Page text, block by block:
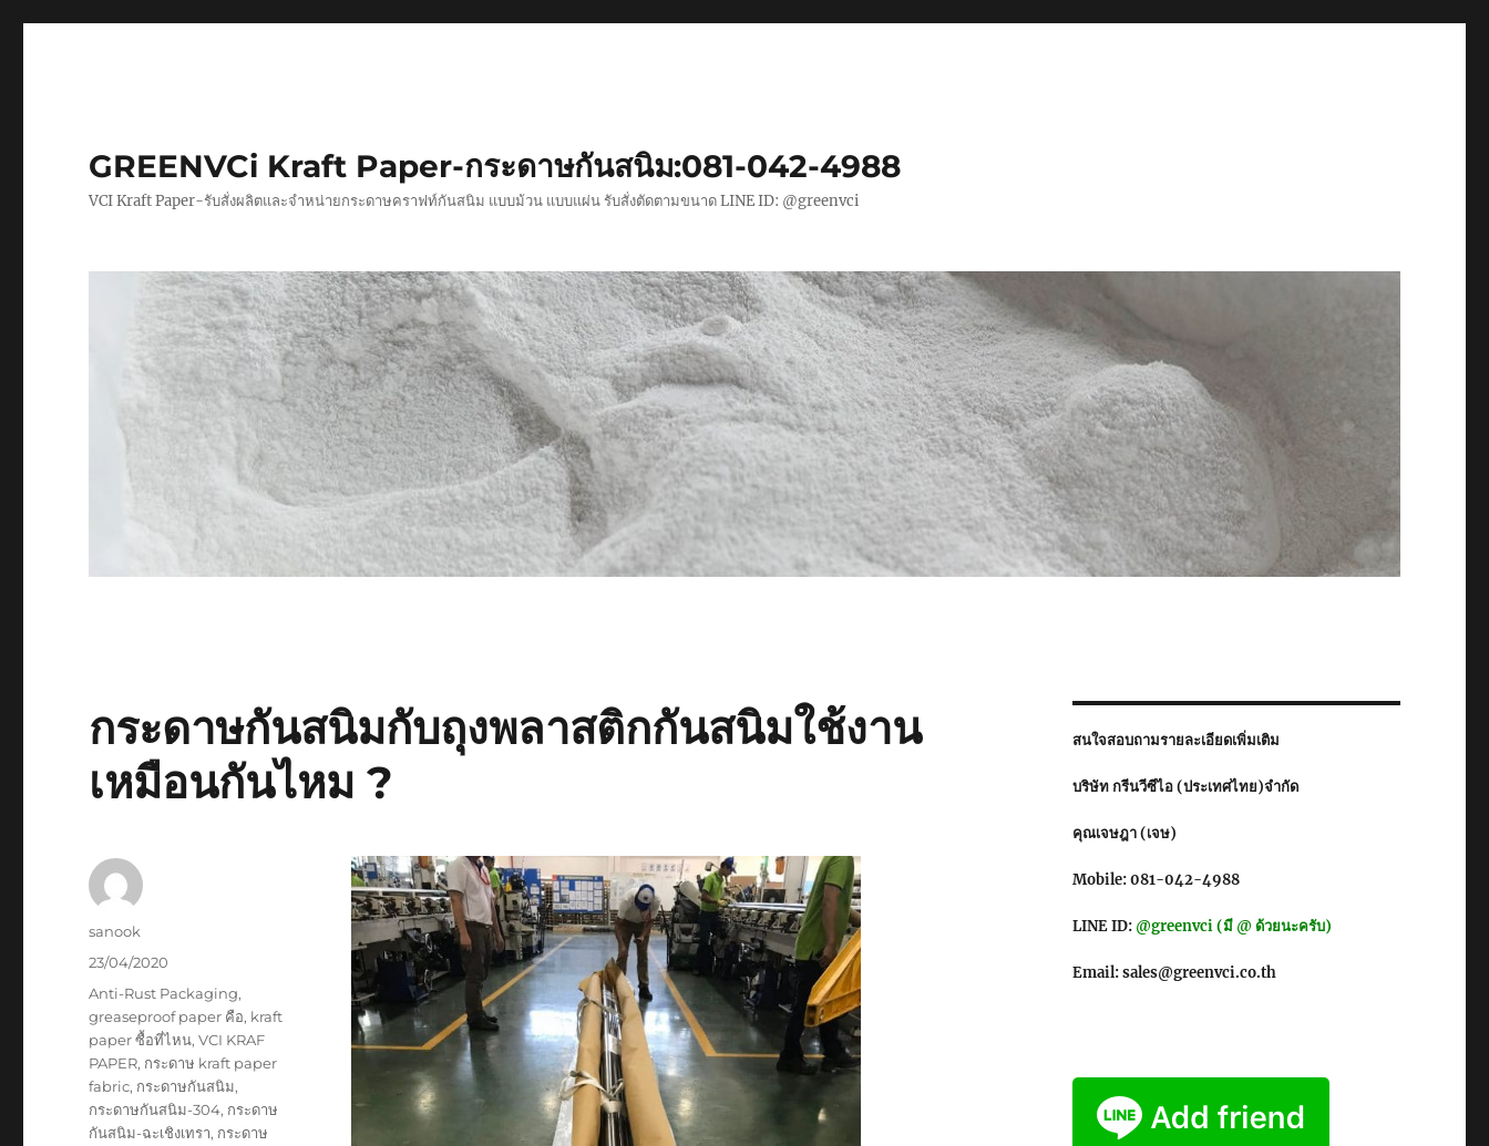
GREENVCi Kraft Paper-กระดาษกันสนิม:081-042-4988
VCI Kraft Paper-รับสั่งผลิตและจำหน่ายกระดาษคราฟท์กันสนิม แบบม้วน แบบแผ่น รับสั่งตัดตามขนาด LINE ID: @greenvci
กระดาษกันสนิมกับถุงพลาสติกกันสนิมใช้งาน
เหมือนกันไหม ?
Author
sanook
Posted
23/04/2020
Tags
Anti-Rust Packaging,
greaseproof paper คือ, kraft
paper ซื้อที่ไหน,VCI KRAF
PAPER, กระดาษ kraft paper
fabric, กระดาษกันสนิม,
กระดาษกันสนิม-304, กระดาษ
กันสนิม-ฉะเชิงเทรา, กระดาษ
สนใจสอบถามรายละเอียดเพิ่มเติม
บริษัท กรีนวีซีไอ (ประเทศไทย)จำกัด
คุณเจษฎา (เจษ)
Mobile: 081-042-4988
LINE ID: @greenvci (มี @ ด้วยนะครับ)
Email: sales@greenvci.co.th